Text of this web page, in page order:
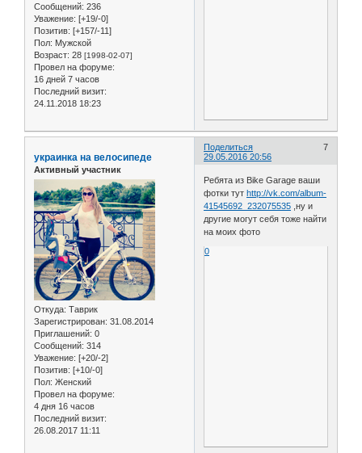
Сообщений: 236
Уважение: [+19/-0]
Позитив: [+157/-11]
Пол: Мужской
Возраст: 28 [1998-02-07]
Провел на форуме:
16 дней 7 часов
Последний визит:
24.11.2018 18:23
Поделиться
7
29.05.2016 20:56
украинка на велосипеде
Активный участник
Откуда: Таврик
Зарегистрирован: 31.08.2014
Приглашений: 0
Сообщений: 314
Уважение: [+20/-2]
Позитив: [+10/-0]
Пол: Женский
Провел на форуме:
4 дня 16 часов
Последний визит:
26.08.2017 11:11
Ребята из Bike Garage ваши
фотки тутhttp://vk.com/album-
41545692_232075535 ,ну и
другие могут себя тоже найти
на моих фото
0